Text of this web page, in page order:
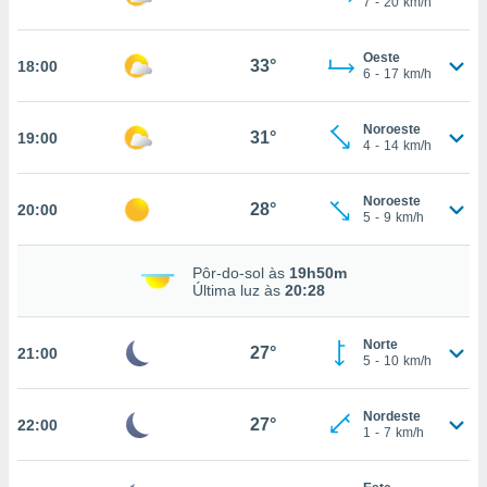
caso,
cookies
ou
ao
18:00 33°
Oeste
6 - 17 km/h
19:00 31°
Noroeste
4 - 14 km/h
20:00 28°
Noroeste
5 - 9 km/h
Pôr-do-sol às 19h50m
Última luz às 20:28
21:00 27°
Norte
5 - 10 km/h
22:00 27°
Nordeste
1 - 7 km/h